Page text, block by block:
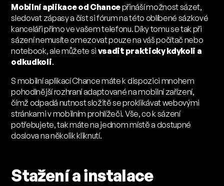
Mobilní aplikace od Chancepřináší možnost sázet,
sledovat zápasy a číst si fórum na této oblíbené sázkové
kanceláři přímo ve vašem telefonu. Díky tomu se tak při
sázení nemusíte omezovat pouze na váš počítač nebo
notebook, ale můžete si vsadit prakticky kdykoli a
odkudkoli.
S mobilní aplikací Chance máte k dispozici mnohem
pohodlnější rozhraní adaptované na mobilní zařízení,
čímž odpadá nutnost složitě se proklikávat webovými
stránkami v mobilním prohlížeči. Vše, co k sázení
potřebujete, tak máte na jednom místě a dostupné
doslova na několik kliknutí.
Stažení a instalace